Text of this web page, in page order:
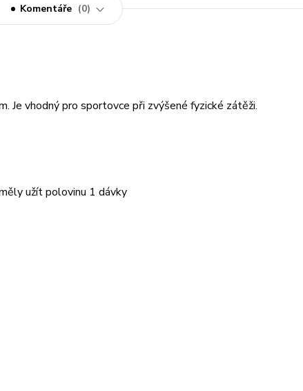
Komentáře 0
Je vhodný pro sportovce při zvýšené fyzické zátěži.
užít polovinu 1 dávky